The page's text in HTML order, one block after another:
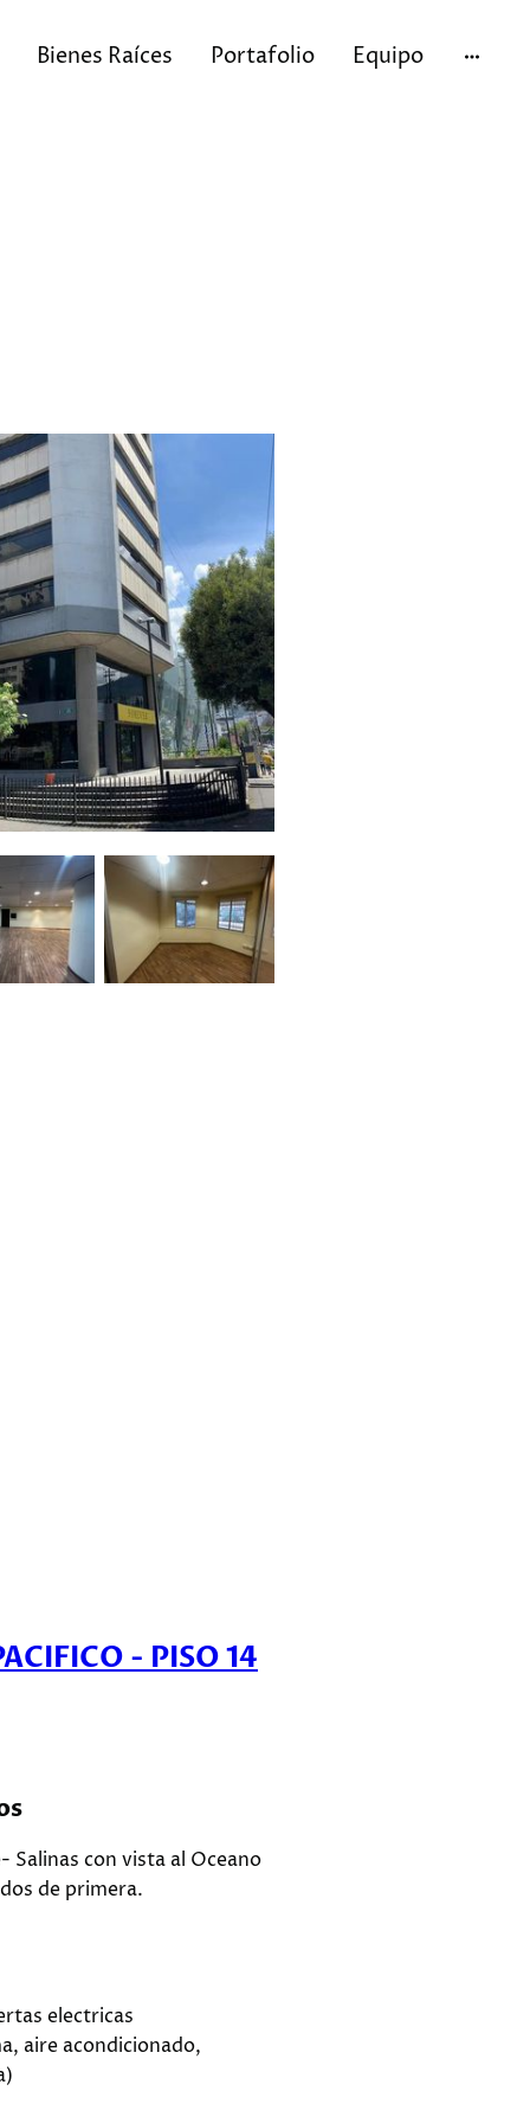
Bienes Raíces Portafolio Equipo
- PISO 14
Salinas con vista al Oceano
de primera.
electricas
aire acondicionado,